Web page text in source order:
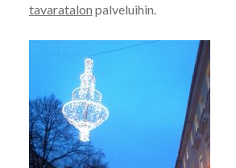
tavaratalon palveluihin.